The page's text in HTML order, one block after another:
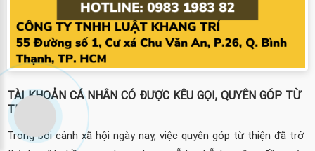
TÀI KHOẢN CÁ NHÂN CÓ ĐƯỢC KÊU GỌI, QUYÊN GÓP TỪ
THIỆN?
Trong bối cảnh xã hội ngày nay, việc quyên góp từ thiện đã trở